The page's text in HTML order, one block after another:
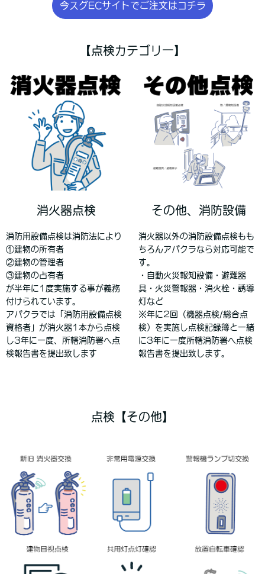
今スグECサイトでご注文はコチラ
【点検カテゴリー】
消火器点検
消防用設備点検は消防法により
①建物の所有者
②建物の管理者
③建物の占有者
が半年に1度実施する事が義務
付けられています。
アパクラでは「消防用設備点検
資格者」が消火器1本から点検
し3年に一度、所轄消防署へ点
検報告書を提出致します
その他、消防設備
消火器以外の消防設備点検もも
ちろんアパクラなら対応可能で
す。
・自動火災報知設備・避難器
具・火災警報器・消火栓・誘導
灯など
※年に2回（機器点検/総合点
検）を実施し点検記録簿と一緒
に3年に一度所轄消防署へ点検
報告書を提出致します。
点検【その他】